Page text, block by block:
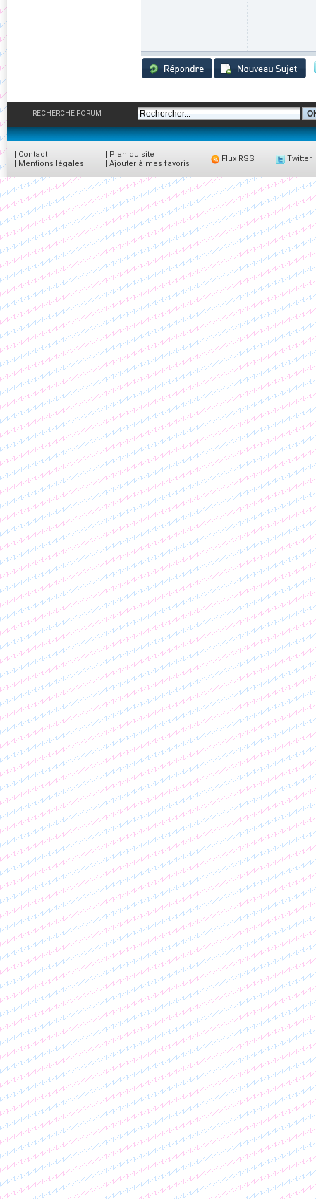
RECHERCHE FORUM
| Contact
| Mentions légales
| Plan du site
| Ajouter à mes favoris
Flux RSS Twitter